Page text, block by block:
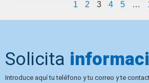
1 2 3 4 5 …
Solicita
Introduce aquí tu teléfono y tu correo y te